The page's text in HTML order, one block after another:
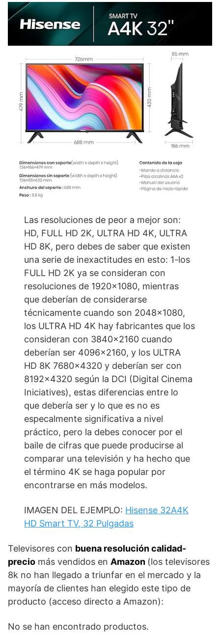
Las resoluciones de peor a mejor son:
HD, FULL HD 2K, ULTRA HD 4K, ULTRA
HD 8K, pero debes de saber que existen
una serie de inexactitudes en esto: 1-los
FULL HD 2K ya se consideran con
resoluciones de 1920×1080, mientras
que deberían de considerarse
técnicamente cuando son 2048×1080,
los ULTRA HD 4K hay fabricantes que los
consideran con 3840×2160 cuando
deberían ser 4096×2160, y los ULTRA
HD 8K 7680×4320 y deberían ser con
8192×4320 según la DCI (Digital Cinema
Iniciatives), estas diferencias entre lo
que debería ser y lo que es no es
especalmente significativa a nivel
práctico, pero la debes conocer por el
baile de cifras que puede producirse al
comparar una televisión y ha hecho que
el término 4K se haga popular por
encontrarse en más modelos.
IMAGEN DEL EJEMPLO: Hisense 32A4K
HD Smart TV, 32 Pulgadas
Televisores con buena resolución calidad-
precio más vendidos en Amazon (los televisores
8k no han llegado a triunfar en el mercado y la
mayoría de clientes han elegido este tipo de
producto (acceso directo a Amazon):
No se han encontrado productos.